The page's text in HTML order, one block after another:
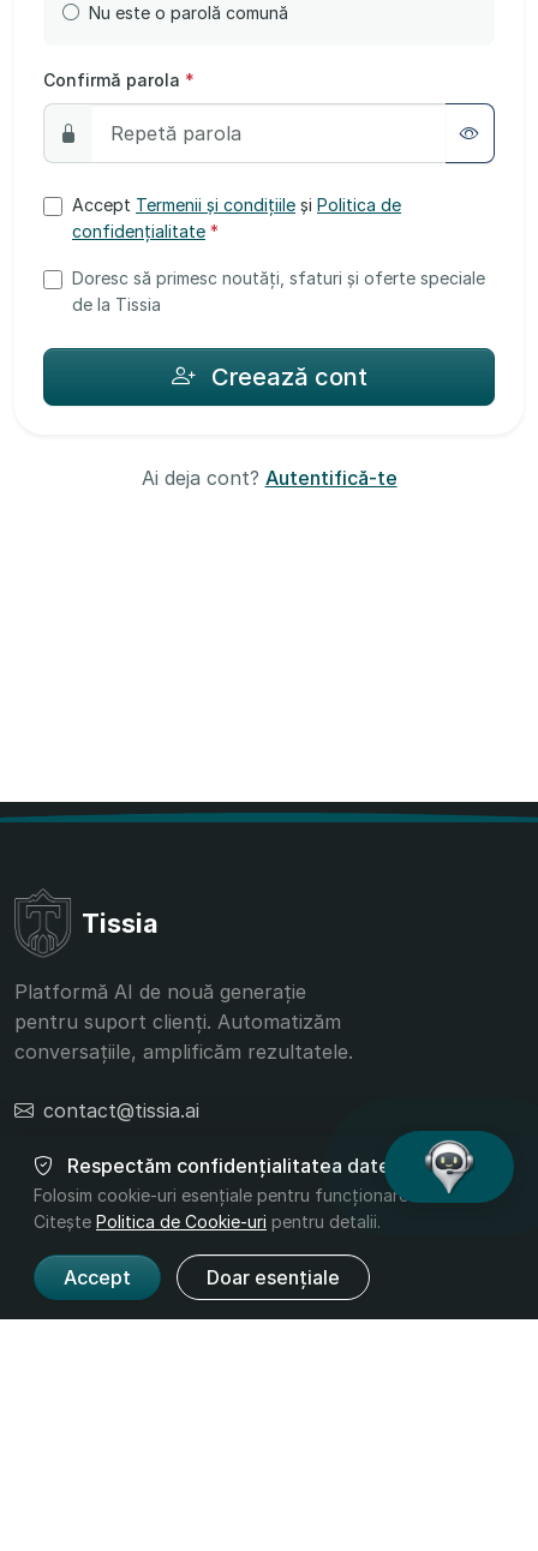
Nu este o parolă comună
Confirmă parola *
Accept Termenii și condițiile și Politica de
confidențialitate *
Doresc să primesc noutăți, sfaturi și oferte speciale
de la Tissia
Creează cont
Ai deja cont? Autentifică-te
Tissia
Platformă AI de nouă generație
pentru suport clienți. Automatizăm
conversațiile, amplificăm rezultatele.
contact@tissia.ai
+40 756 392 332
Produs
Companie
Respectăm confidențialitatea datelor tale
Folosim cookie-uri esențiale pentru funcționarea site-ului.
Citește Politica de Cookie-uri pentru detalii.
Accept Doar esențiale